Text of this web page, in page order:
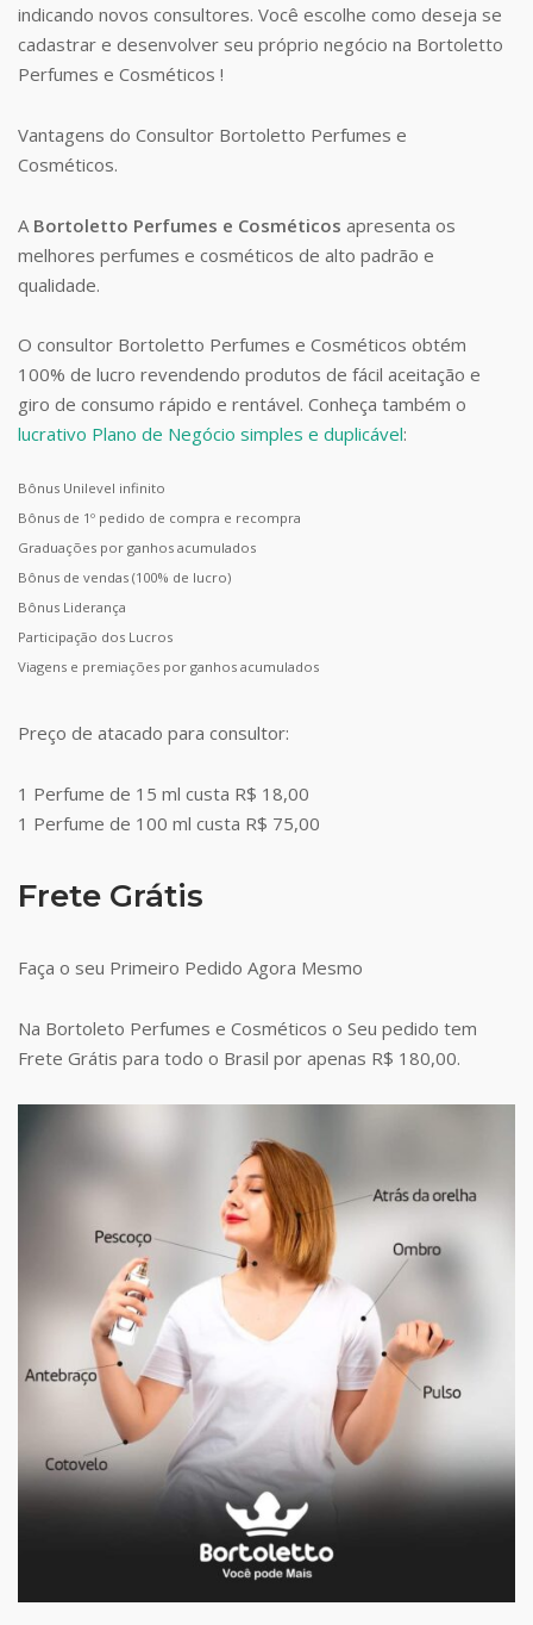
indicando novos consultores. Você escolhe como deseja se
cadastrar e desenvolver seu próprio negócio na Bortoletto
Perfumes e Cosméticos !
Vantagens do Consultor Bortoletto Perfumes e
Cosméticos.
A Bortoletto Perfumes e Cosméticos apresenta os
melhores perfumes e cosméticos de alto padrão e
qualidade.
O consultor Bortoletto Perfumes e Cosméticos obtém
100% de lucro revendendo produtos de fácil aceitação e
giro de consumo rápido e rentável. Conheça também o
lucrativo Plano de Negócio simples e duplicável:
Bônus Unilevel infinito
Bônus de 1º pedido de compra e recompra
Graduações por ganhos acumulados
Bônus de vendas (100% de lucro)
Bônus Liderança
Participação dos Lucros
Viagens e premiações por ganhos acumulados
Preço de atacado para consultor:
1 Perfume de 15 ml custa R$ 18,00
1 Perfume de 100 ml custa R$ 75,00
Frete Grátis
Faça o seu Primeiro Pedido Agora Mesmo
Na Bortoleto Perfumes e Cosméticos o Seu pedido tem
Frete Grátis para todo o Brasil por apenas R$ 180,00.